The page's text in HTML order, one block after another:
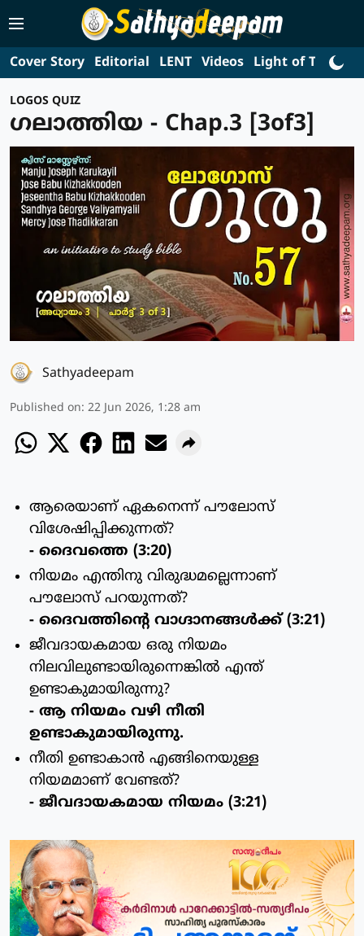
Cover Story Editorial LENT Videos Light of Truth
LOGOS QUIZ
ഗലാത്തിയ - Chap.3 [3of3]
Sathyadeepam
Published on: 22 Jun 2026, 1:28 am
ആരെയാണ് ഏകനെന്ന് പൗലോസ്
വിശേഷിപ്പിക്കുന്നത്?
- ദൈവത്തെ (3:20)
നിയമം എന്തിനു വിരുദ്ധമല്ലെന്നാണ്
പൗലോസ് പറയുന്നത്?
- ദൈവത്തിന്റെ വാഗ്ദാനങ്ങള്‍ക്ക് (3:21)
ജീവദായകമായ ഒരു നിയമം
നിലവിലുണ്ടായിരുന്നെങ്കില്‍ എന്ത്
ഉണ്ടാകുമായിരുന്നു?
- ആ നിയമം വഴി നീതി
ഉണ്ടാകുമായിരുന്നു.
നീതി ഉണ്ടാകാന്‍ എങ്ങിനെയുള്ള
നിയമമാണ് വേണ്ടത്?
- ജീവദായകമായ നിയമം (3:21)